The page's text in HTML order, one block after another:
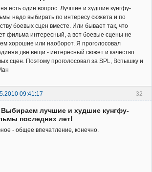
есть один вопрос. Лучшие и худшие кунгфу-
надо выбирать по интересу сюжета и по
боевых сцен вместе. Или бывает так, что
фильма интересный, а вот боевые сцены не
хорошие или наоборот. Я проголосовал
две вещи - интересный сюжет и качество
сцен. Поэтому проголосовал за SPL, Вспышку и
32
09:41:17
Выбираем лучшие и худшие кунгфу-
последних лет!
- общее впечатление, конечно.